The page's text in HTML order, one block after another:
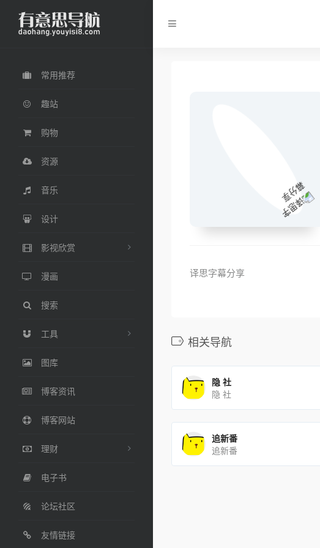
常用推荐
趣站
购物
资源
音乐
设计
影视欣赏
漫画
搜索
工具
图库
博客资讯
博客网站
理财
电子书
论坛社区
友情链接
译思字幕分享
相关导航
隐 社
隐 社
追新番
追新番